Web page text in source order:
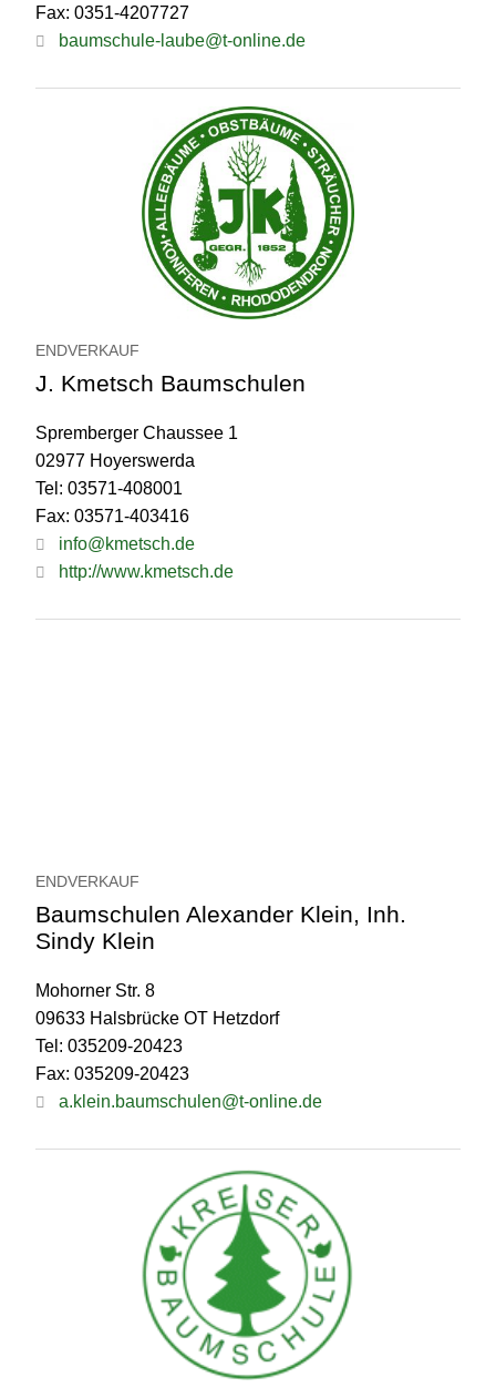
Fax: 0351-4207727
baumschule-laube@t-online.de
ENDVERKAUF
J. Kmetsch Baumschulen
Spremberger Chaussee 1
02977 Hoyerswerda
Tel: 03571-408001
Fax: 03571-403416
info@kmetsch.de
http://www.kmetsch.de
ENDVERKAUF
Baumschulen Alexander Klein, Inh.
Sindy Klein
Mohorner Str. 8
09633 Halsbrücke OT Hetzdorf
Tel: 035209-20423
Fax: 035209-20423
a.klein.baumschulen@t-online.de